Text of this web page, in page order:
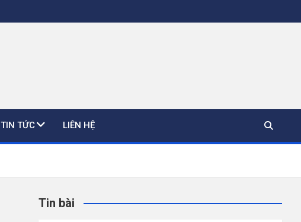
TIN TỨC LIÊN HỆ
Tin bài